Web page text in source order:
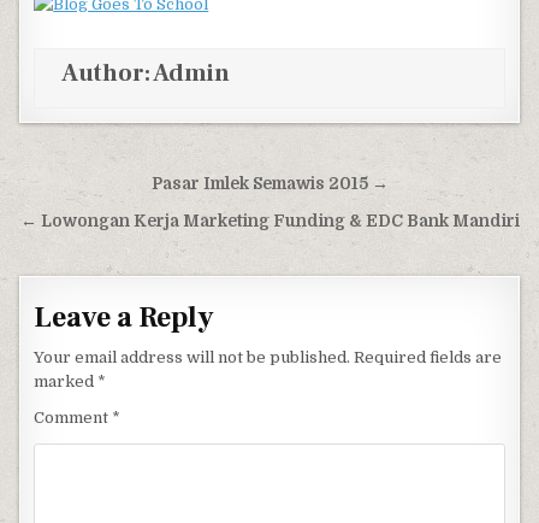
Author:Admin
Post navigationPasar Imlek Semawis 2015 →
← Lowongan Kerja Marketing Funding & EDC Bank Mandiri
Leave a Reply
Your email address will not be published. Required fields are
marked *
Comment *